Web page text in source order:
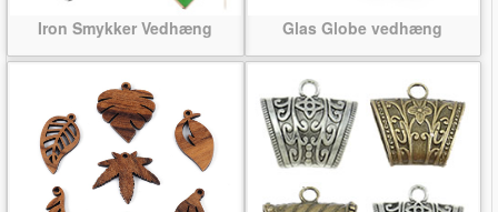
Iron Smykker Vedhæng Glas Globe vedhæng